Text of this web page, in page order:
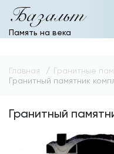
Базальт
Память на века
Главная
Гранитные
Гранитный памятник
Гранитный